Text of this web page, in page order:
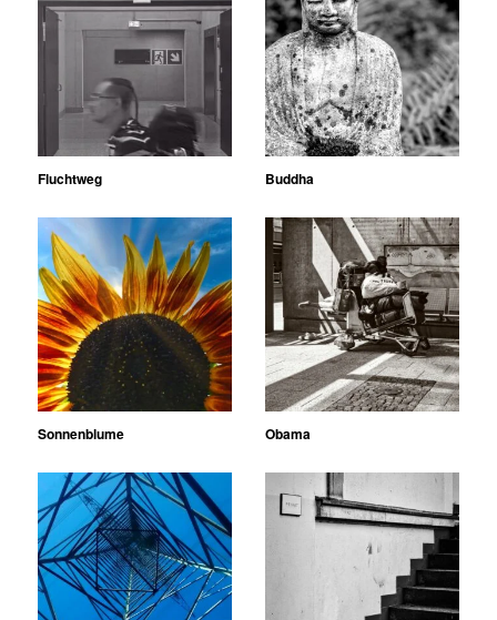
Fluchtweg Buddha
Sonnenblume Obama